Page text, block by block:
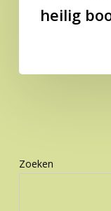
heilig
Zoeken